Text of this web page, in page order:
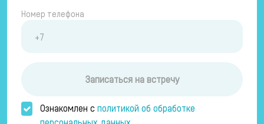
Номер телефона
Записаться на встречу
Ознакомлен сполитикой об обработке